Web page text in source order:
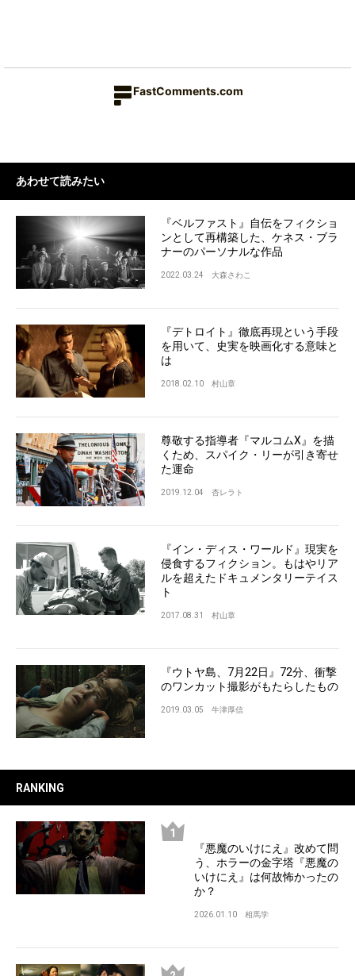
FastComments.com
あわせて読みたい
『ベルファスト』自伝をフィクショ
ンとして再構築した、ケネス・ブラ
ナーのパーソナルな作品
2022.03.24 大森さわこ
『デトロイト』徹底再現という手段
を用いて、史実を映画化する意味と
は
2018.02.10 村山章
尊敬する指導者『マルコムX』を描
くため、スパイク・リーが引き寄せ
た運命
2019.12.04 杏レラト
『イン・ディス・ワールド』現実を
侵食するフィクション。もはやリア
ルを超えたドキュメンタリーテイス
ト
2017.08.31 村山章
『ウトヤ島、7月22日』72分、衝撃
のワンカット撮影がもたらしたもの
2019.03.05 牛津厚信
RANKING
『悪魔のいけにえ』改めて問
う、ホラーの金字塔『悪魔の
いけにえ』は何故怖かったの
か？
2026.01.10 相馬学